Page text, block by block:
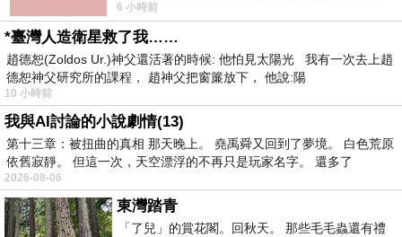
陳大師年輕時即領悟到除木雕外，素描 、寫生、
雕塑、木版畫等多方學習猶有必要
加強自己，並尋訪台灣各地的宮廟吸取創作養
2004）乘郵輪赴倫敦6月15日於英國倫敦St.S
6 小時前
*臺灣人造衛星救了我……
趙德恕(Zoldos Ur.)神父還活著的時候: 他怕見太陽光 我有一次去上趙
德恕神父研究所的課程， 趙神父把窗簾放下， 他說:陽
10 小時前
我與AI討論的小說劇情(13)
第十三章：被扭曲的真相 那天晚上。 堯禹舜又回到了夢境。 白色荒原
依舊寂靜。 但這一次，天空漂浮的不再只是玩家名字。 還多了
2026-08-06
東灣踏青
「了兒」的賞花閣。回秋天。 那些毛毛蟲還有禮